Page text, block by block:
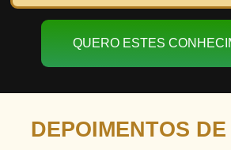
QUERO ESTES
DEPOIMENTOS